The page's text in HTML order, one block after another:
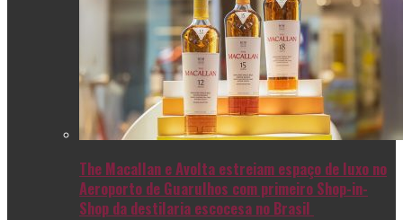
The Macallan e Avolta estreiam espaço de luxo no
Aeroporto de Guarulhos com primeiro Shop-in-
Shop da destilaria escocesa no Brasil